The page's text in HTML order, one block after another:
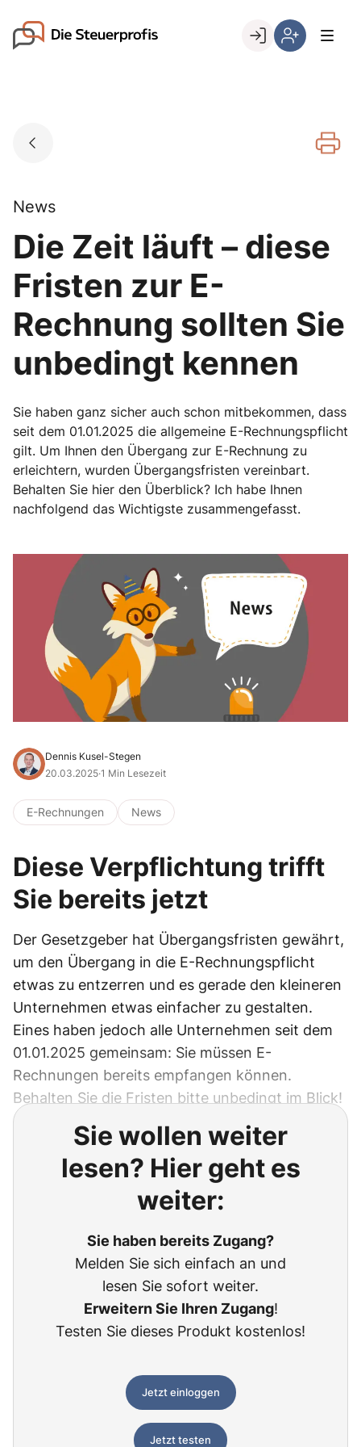
content
Go to landing page.
registrieren,
News
Die Zeit läuft – diese
Fristen zur E-
Rechnung sollten Sie
unbedingt kennen
Sie haben ganz sicher auch schon mitbekommen, dass
seit dem 01.01.2025 die allgemeine E-Rechnungspflicht
gilt. Um Ihnen den Übergang zur E-Rechnung zu
erleichtern, wurden Übergangsfristen vereinbart.
Behalten Sie hier den Überblick? Ich habe Ihnen
nachfolgend das Wichtigste zusammengefasst.
Dennis Kusel-Stegen
20.03.2025·1 Min Lesezeit
E-Rechnungen News
Diese Verpflichtung trifft
Sie bereits jetzt
Der Gesetzgeber hat Übergangsfristen gewährt,
um den Übergang in die E-Rechnungspflicht
etwas zu entzerren und es gerade den kleineren
Unternehmen etwas einfacher zu gestalten.
Eines haben jedoch alle Unternehmen seit dem
01.01.2025 gemeinsam: Sie müssen E-
Rechnungen bereits empfangen können.
Behalten Sie die Fristen bitte unbedingt im Blick!
Sie wollen weiter
lesen? Hier geht es
weiter:
Sie haben bereits Zugang?
Melden Sie sich einfach an und
lesen Sie sofort weiter.
Erweitern Sie Ihren Zugang!
Testen Sie dieses Produkt kostenlos!
Jetzt einloggen
Jetzt testen